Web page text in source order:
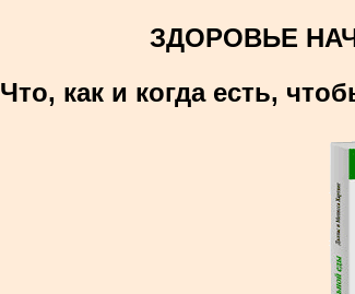
ЗДОРОВЬЕ
Что, как и когда есть,